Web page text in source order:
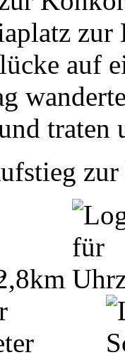
zur
auf
traten